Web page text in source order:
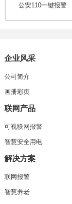
公安110一键报警
企业风采
公司简介
画册彩页
联网产品
可视联网报警
智慧安全用电
解决方案
联网报警
智慧养老